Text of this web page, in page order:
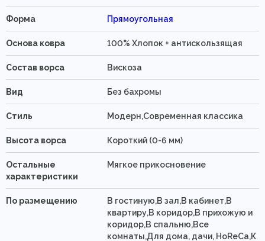
Форма Прямоугольная
Основа ковра 100% Хлопок + антискользящая
Состав ворса Вискоза
Вид Без бахромы
Стиль Модерн,Современная классика
Высота ворса Короткий (0-6 мм)
Остальные
характеристики
Мягкое прикосновение
По размещению
В гостиную,В зал,В кабинет,В
квартиру,В коридор,В прихожую и
коридор,В спальню,Все
комнаты,Для дома, дачи, HoReCa,К